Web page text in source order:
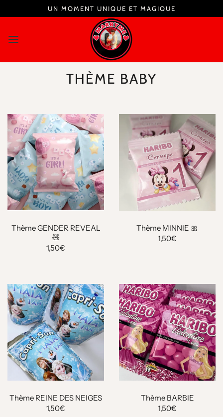
UN MOMENT UNIQUE ET MAGIQUE
THÈME BABY
Thème GENDER REVEAL
🧸
1,50€
Thème MINNIE 🎀
1,50€
Thème REINE DES NEIGES
1,50€
Thème BARBIE
1,50€